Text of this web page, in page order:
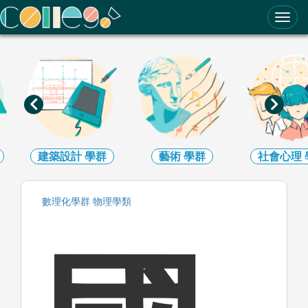
ColleGo! 大學選才與高中育才輔助系統
學群 藝術學群 社會心理 大
數理化學群 物理學類